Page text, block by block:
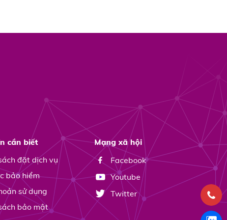
cần biết
đặt dịch vụ
bảo hiểm
sử dụng
bảo mật
Mạng xã hội
Facebook
Youtube
Twitter